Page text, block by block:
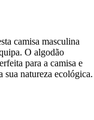
camisa masculina
O algodão
para a camisa e
sua natureza ecológica.